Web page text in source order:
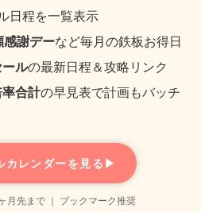
日程を一覧表示
感謝デーなど毎月の鉄板お得日
ールの最新日程＆攻略リンク
合計の早見表で計画もバッチ
カレンダーを見る▶
月先まで ｜ ブックマーク推奨